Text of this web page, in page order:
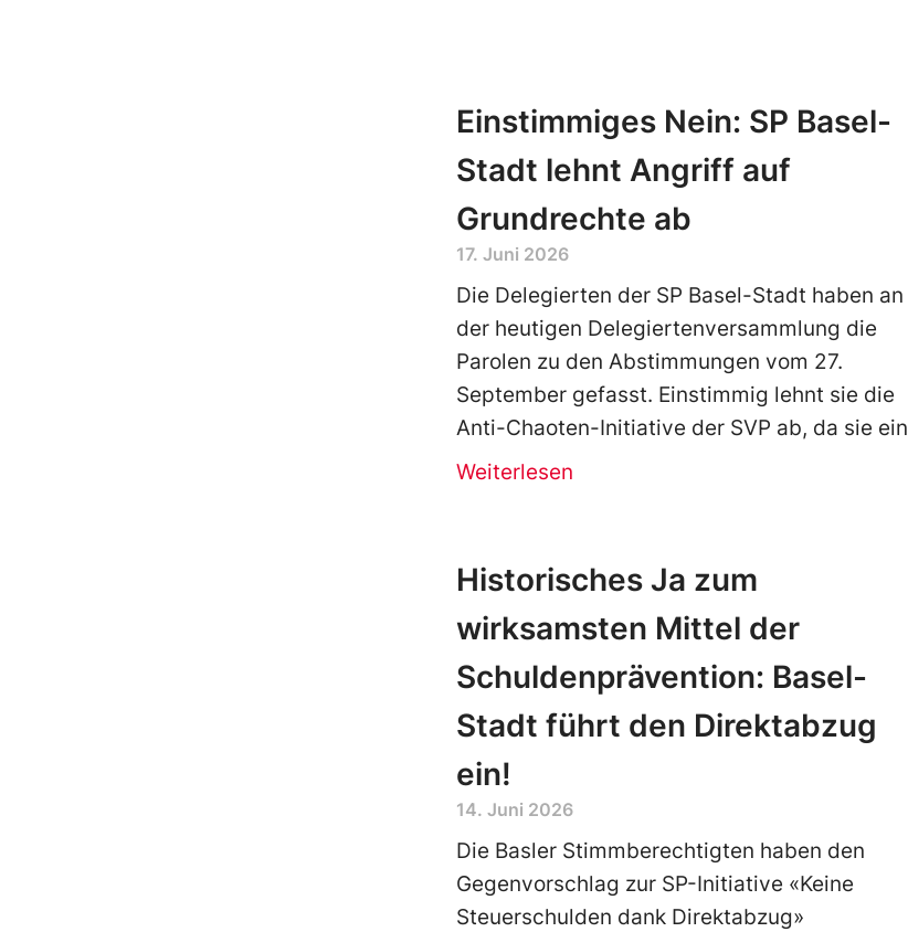
Einstimmiges Nein: SP Basel-
Stadt lehnt Angriff auf
Grundrechte ab
17. Juni 2026
Die Delegierten der SP Basel-Stadt haben an
der heutigen Delegiertenversammlung die
Parolen zu den Abstimmungen vom 27.
September gefasst. Einstimmig lehnt sie die
Anti-Chaoten-Initiative der SVP ab, da sie ein
Weiterlesen
Historisches Ja zum
wirksamsten Mittel der
Schuldenprävention: Basel-
Stadt führt den Direktabzug
ein!
14. Juni 2026
Die Basler Stimmberechtigten haben den
Gegenvorschlag zur SP-Initiative «Keine
Steuerschulden dank Direktabzug»